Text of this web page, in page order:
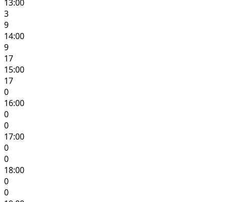
13:00
3
9
14:00
9
17
15:00
17
0
16:00
0
0
17:00
0
0
18:00
0
0